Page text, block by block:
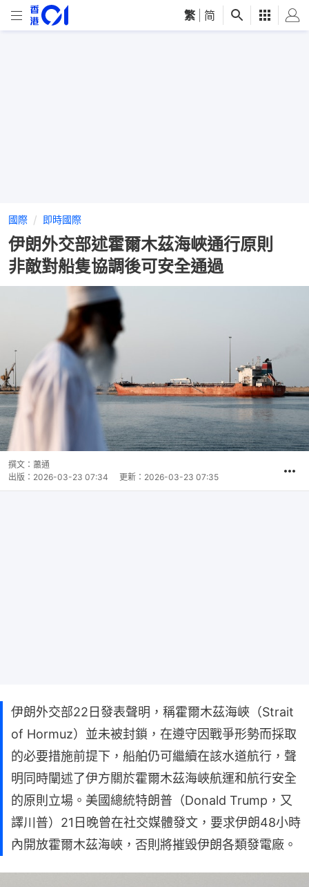
繁 简
國際 即時國際
伊朗外交部述霍爾木茲海峽通行原則
非敵對船隻協調後可安全通過
撰文： 蕭通
出版： 2026-03-23 07:34 更新： 2026-03-23 07:35
伊朗外交部22日發表聲明，稱霍爾木茲海峽（Strait
of Hormuz）並未被封鎖，在遵守因戰爭形勢而採取
的必要措施前提下，船舶仍可繼續在該水道航行，聲
明同時闡述了伊方關於霍爾木茲海峽航運和航行安全
的原則立場。美國總統特朗普（Donald Trump，又
譯川普）21日晚曾在社交媒體發文，要求伊朗48小時
內開放霍爾木茲海峽，否則將摧毀伊朗各類發電廠。